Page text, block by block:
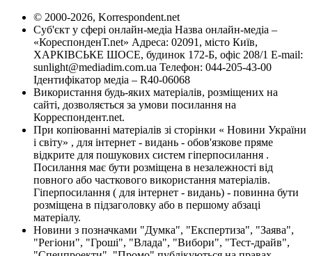
© 2000-2026, Korrespondent.net
Суб'єкт у сфері онлайн-медіа Назва онлайн-медіа –
«КореспонденТ.net» Адреса: 02091, місто Київ,
ХАРКІВСЬКЕ ШОСЕ, будинок 172-Б, офіс 208/1 E-mail:
sunlight@mediadim.com.ua Телефон: 044-205-43-00
Ідентифікатор медіа – R40-06068
Використання будь-яких матеріалів, розміщених на
сайті, дозволяється за умови посилання на
Корреспондент.net.
При копіюванні матеріалів зі сторінки « Новини України
і світу» , для інтернет - видань - обов'язкове пряме
відкрите для пошукових систем гіперпосилання .
Посилання має бути розміщена в незалежності від
повного або часткового використання матеріалів.
Гіперпосилання ( для інтернет - видань) - повинна бути
розміщена в підзаголовку або в першому абзаці
матеріалу.
Новини з позначками "Думка", "Експертиза", "Заява",
"Регіони", "Гроші", "Влада", "Вибори", "Тест-драйв",